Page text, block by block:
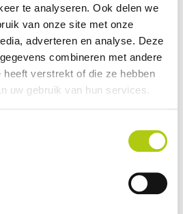
te analyseren. Ook delen we
van onze site met onze
adverteren en analyse. Deze
combineren met andere
heeft verstrekt of die ze hebben
uw gebruik van hun services.